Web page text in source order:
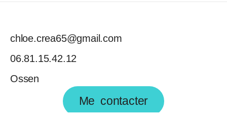
chloe.crea65@gmail.com
06.81.15.42.12
Ossen
Me contacter